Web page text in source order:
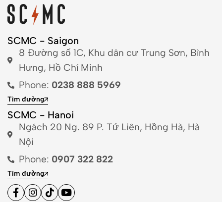
SCMC - Saigon
8 Đường số 1C, Khu dân cư Trung Sơn, Bình
Hưng, Hồ Chí Minh
Phone: 0238 888 5969
Tìm đường
SCMC - Hanoi
Ngách 20 Ng. 89 P. Tứ Liên, Hồng Hà, Hà
Nội
Phone: 0907 322 822
Tìm đường